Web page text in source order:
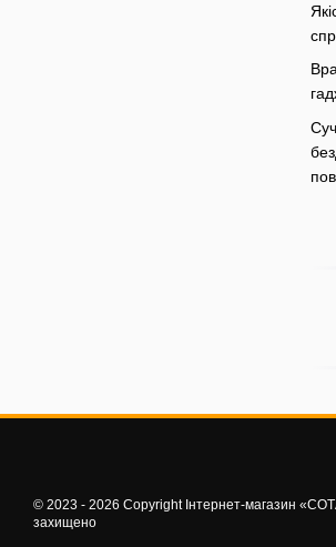
© 2023 - 2026 Copyright Інтернет-магазин
захищено